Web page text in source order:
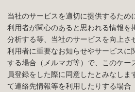
当社のサービスを適切に提供するため
利用者が関心のあると思われる情報を
分析する等、当社のサービスを向上さ
利用者に重要なお知らせやサービスに
する場合（メルマガ等）で、このケー
員登録をした際に同意したとみなしま
て連絡先情報等を利用したりする場合